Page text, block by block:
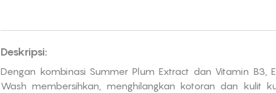
Deskripsi:
Dengan kombinasi Summer Plum Extract dan Vitamin B3,
Wash membersihkan, menghilangkan kotoran dan kulit